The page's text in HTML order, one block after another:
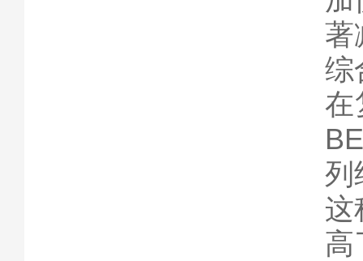
著
综
在
列
这
高